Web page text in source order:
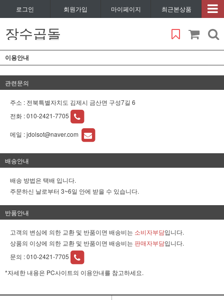
로그인 회원가입 마이페이지 최근본상품
장수곱돌
이용안내
관련문의
주소 : 전북특별자치도 김제시 금산면 구성7길 6
전화 :010-2421-7705
메일 :jdolsot@naver.com
배송안내
배송 방법은 택배 입니다.
주문하신 날로부터 3~6일 안에 받을 수 있습니다.
반품안내
고객의 변심에 의한 교환 및 반품이면 배송비는 소비자부담입니다.
상품의 이상에 의한 교환 및 반품이면 배송비는 판매자부담입니다.
문의 :010-2421-7705
*자세한 내용은 PC사이트의 이용안내를 참고하세요.